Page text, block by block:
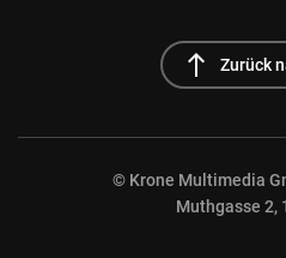
north Zurück
© Krone Multimedia
Muthgasse 2,